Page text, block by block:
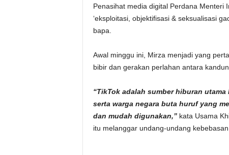
Penasihat media digital Perdana Menteri
‘eksploitasi, objektifisasi & seksualisasi
bapa.
Awal minggu ini, Mirza menjadi yang
bibir dan gerakan perlahan antara
“TikTok adalah sumber hiburan
serta warga negara buta huruf yang
dan mudah digunakan,”kata Usama
itu melanggar undang-undang kebebasan